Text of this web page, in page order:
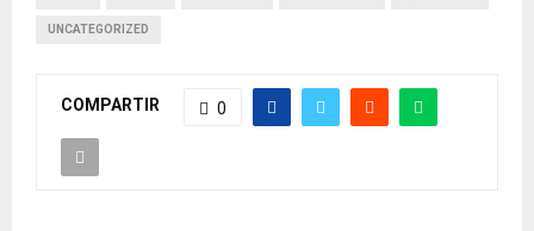
UNCATEGORIZED
COMPARTIR 0